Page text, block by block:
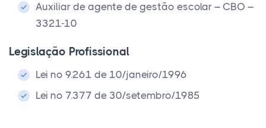
Auxiliar de agente de gestão escolar – CBO –
3321-10
Legislação Profissional
Lei nº 9.261 de 10/janeiro/1996
Lei nº 7.377 de 30/setembro/1985